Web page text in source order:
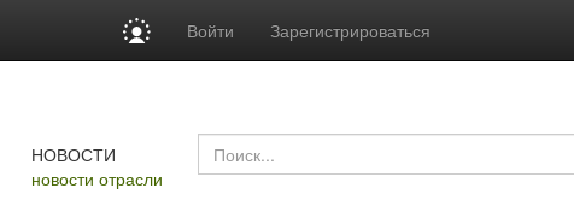
Войти Зарегистрироваться
НОВОСТИ
новости отрасли